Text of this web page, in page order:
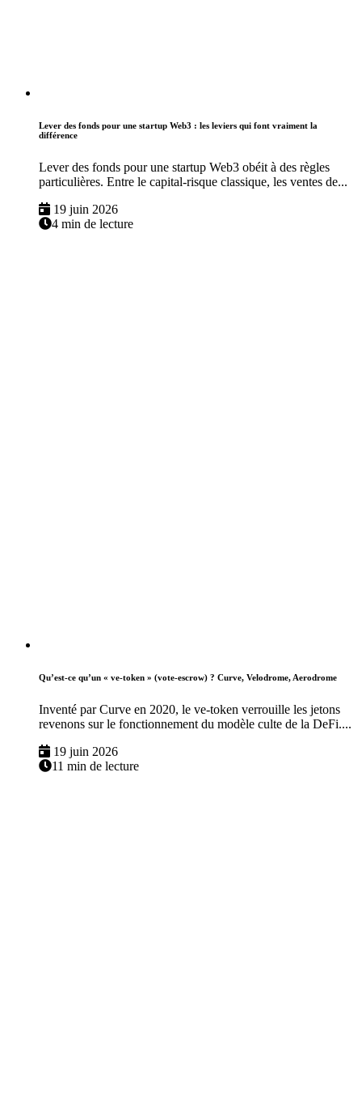
Lever des fonds pour une startup Web3 : les leviers qui font vraiment la
différence
Lever des fonds pour une startup Web3 obéit à des règles
particulières. Entre le capital-risque classique, les ventes de...
19 juin 2026
4 min de lecture
Qu’est-ce qu’un « ve-token » (vote-escrow) ? Curve, Velodrome, Aerodrome
Inventé par Curve en 2020, le ve-token verrouille les jetons
revenons sur le fonctionnement du modèle culte de la DeFi....
19 juin 2026
11 min de lecture